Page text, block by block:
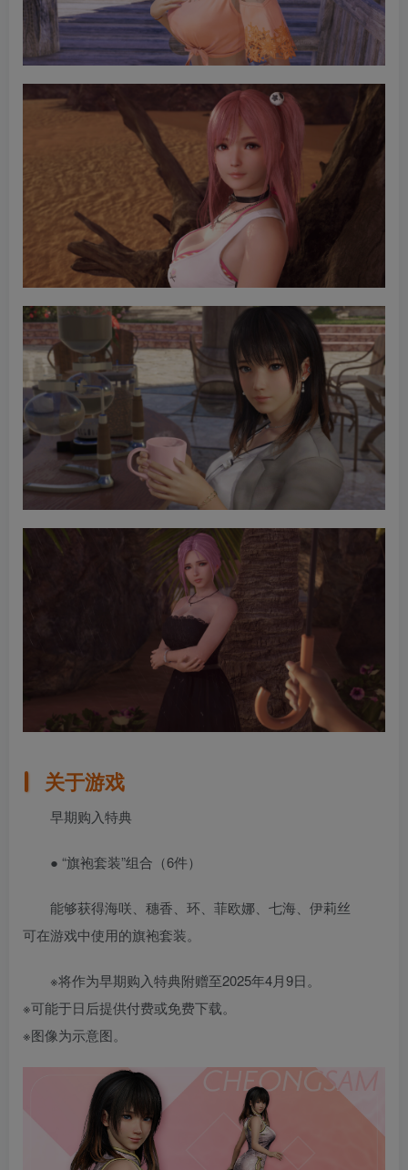
关于游戏
早期购入特典
● “旗袍套装”组合（6件）
能够获得海咲、穗香、环、菲欧娜、七海、伊莉丝
可在游戏中使用的旗袍套装。
※将作为早期购入特典附赠至2025年4月9日。
※可能于日后提供付费或免费下载。
※图像为示意图。